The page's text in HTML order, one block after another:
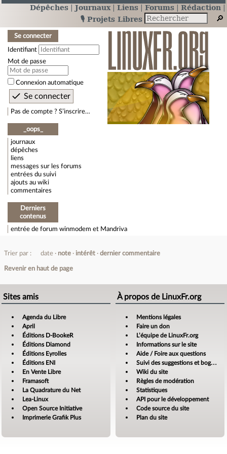
Dépêches Journaux Liens Forums
Rédaction
🎙️ Projets Libres
Se connecter
Identifiant
Mot de passe
Connexion automatique
Pas de compte ? S’inscrire…
_oops_
journaux
dépêches
liens
messages sur les forums
entrées du suivi
ajouts au wiki
commentaires
Derniers
contenus
entrée de forum winmodem et Mandriva
Trier par : date note intérêt dernier commentaire
Revenir en haut de page
Sites amis
Agenda du Libre
April
Éditions D-BookeR
Éditions Diamond
Éditions Eyrolles
Éditions ENI
En Vente Libre
Framasoft
La Quadrature du Net
Lea-Linux
Open Source Initiative
Imprimerie Grafik Plus
À propos de LinuxFr.org
Mentions légales
Faire un don
L’équipe de LinuxFr.org
Informations sur le site
Aide / Foire aux questions
Suivi des suggestions et bogues
Wiki du site
Règles de modération
Statistiques
API pour le développement
Code source du site
Plan du site